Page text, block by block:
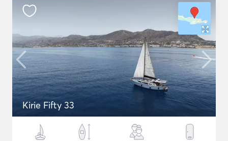
Kirie Fifty 33